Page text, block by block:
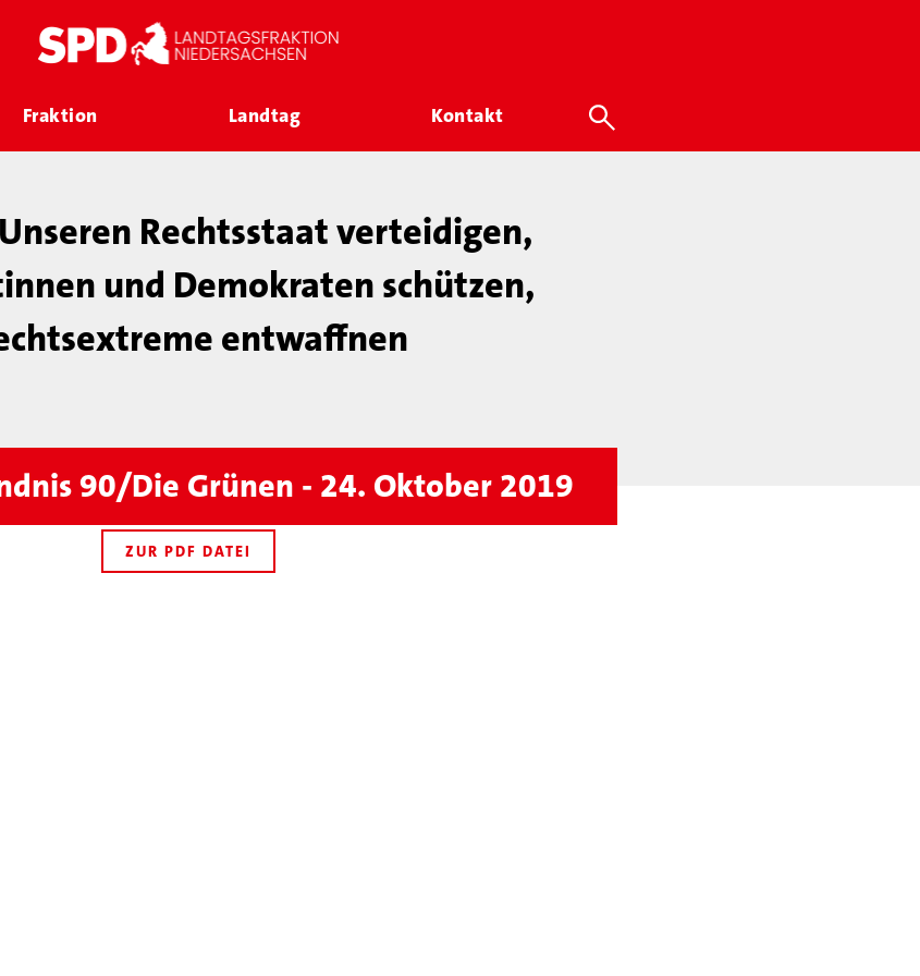
Fraktion Landtag Kontakt
Rechtsstaat verteidigen,
und Demokraten schützen,
entwaffnen
90/Die Grünen - 24. Oktober 2019
ZUR PDF DATEI